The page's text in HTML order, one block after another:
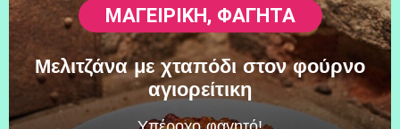
ΜΑΓΕΙΡΙΚΗ, ΦΑΓΗΤΆ
Μελιτζάνα με χταπόδι στον φούρνο
αγιορείτικη